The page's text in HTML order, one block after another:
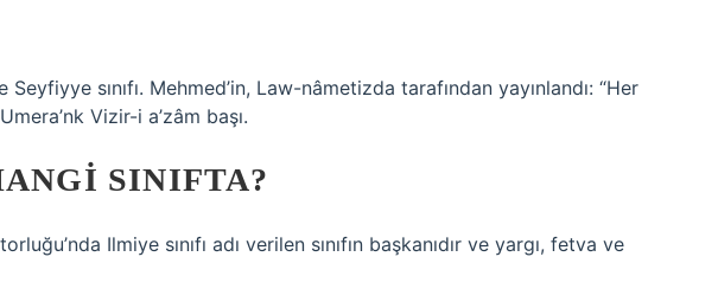
sınıfı. Mehmed’in, Law-nâmetizda tarafından yayınlandı: “Her
Vizir-i a’zâm başı.
SINIFTA?
Ilmiye sınıfı adı verilen sınıfın başkanıdır ve yargı, fetva ve